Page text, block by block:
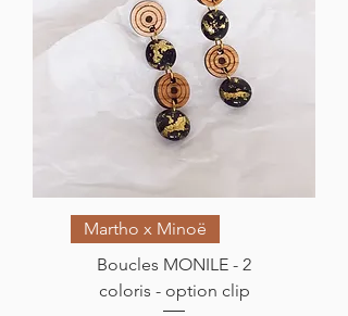
Martho x Minoë
Boucles MONILE - 2
coloris - option clip